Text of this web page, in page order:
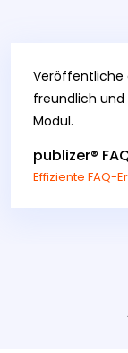
Veröffentliche
freundlich
Modul.
publizer®
Effiziente FAQ-